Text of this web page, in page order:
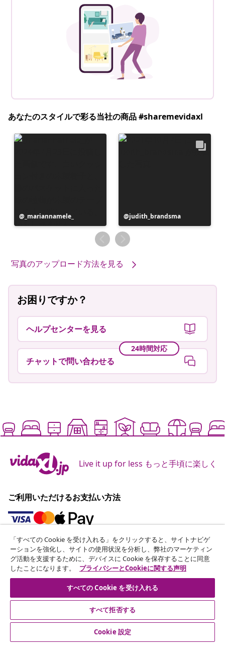
あなたのスタイルで彩る当社の商品 #sharemevidaxl
投
稿
_mariannamele_
投
稿
者
judith_brandsma
写真のアップロード方法を見る
お困りですか？
ヘルプセンターを見る
24時間対応
チャットで問い合わせる
Live it up for less もっと手頃に楽しく
ご利用いただけるお支払い方法
ニュースレターに登録する
70万人以上のユーザーと一緒に、vidaXLから毎週のお得
な情報や季節限定セール、新着情報を受け取りましょう。
公式SNSアカウント
「すべての Cookie を受け入れる」をクリックすると、サイトナビゲ
ーションを強化し、サイトの使用状況を分析し、弊社のマーケティン
グ活動を支援するために、デバイスに Cookie を保存することに同意
したことになります。
プライバシーとCookieに関する声明
すべての Cookie を受け入れる
すべて拒否する
Cookie 設定